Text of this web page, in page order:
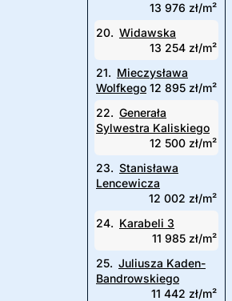
13 976 zł/m²
20. Widawska
13 254 zł/m²
21. Mieczysława
Wolfkego 12 895 zł/m²
22. Generała
Sylwestra Kaliskiego
12 500 zł/m²
23. Stanisława
Lencewicza
12 002 zł/m²
24. Karabeli 3
11 985 zł/m²
25. Juliusza Kaden-
Bandrowskiego
11 442 zł/m²